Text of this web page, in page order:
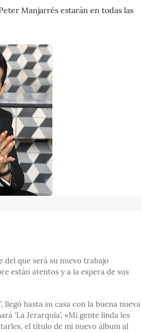
Manjarrés estarán en todas las
del que será su nuevo trabajo
están atentos y a la espera de sus
llegó hasta su casa con la buena nueva
‘La Jerarquía’, «Mi gente linda les
el título de mi nuevo álbum al